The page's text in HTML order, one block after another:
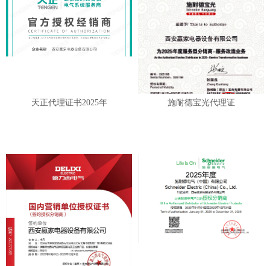
天正代理证书2025年 施耐德宝光代理证